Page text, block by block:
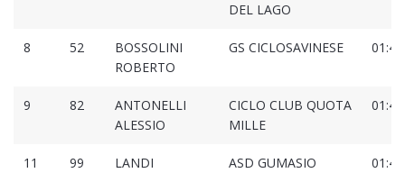
DEL LAGO
8 52
BOSSOLINI
ROBERTO
GS CICLOSAVINESE
9 82
ANTONELLI
ALESSIO
CICLO CLUB QUOTA
MILLE
11 99
LANDI
ASD GUMASIO